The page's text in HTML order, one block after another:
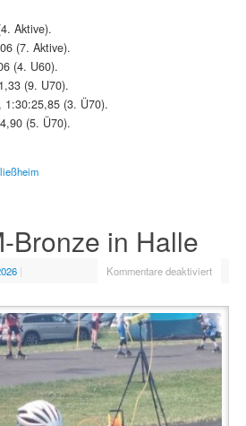
Aktive).
(7. Aktive).
(4. U60).
(9. U70).
1:30:25,85 (3. Ü70).
(5. Ü70).
Bronze in Halle
| Kommentare deaktiviert